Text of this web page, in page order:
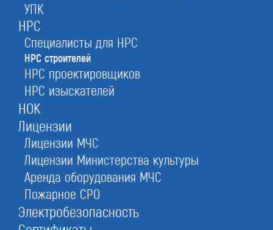
УПК
НРС
Специалисты для НРС
НРС строителей
НРС проектировщиков
НРС изыскателей
НОК
Лицензии
Лицензии МЧС
Лицензии Министерства культуры
Аренда оборудования МЧС
Пожарное СРО
Электробезопасность
строителя, начальника участка, прораба,
бесплатно
Оставьте заявку прямо сейчас
Получить консультацию
При отправке данной формы вы соглашаетесь с